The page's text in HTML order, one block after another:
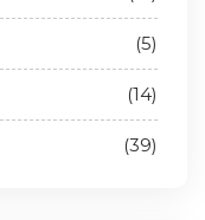
(5)
(14)
(39)